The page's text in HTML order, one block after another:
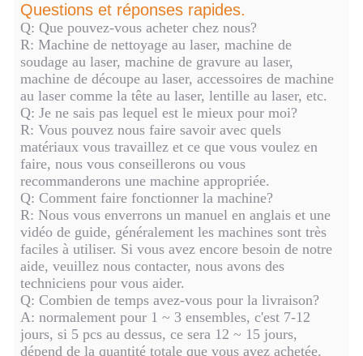
Questions et réponses rapides.
Q: Que pouvez-vous acheter chez nous?
R: Machine de nettoyage au laser, machine de
soudage au laser, machine de gravure au laser,
machine de découpe au laser, accessoires de machine
au laser comme la tête au laser, lentille au laser, etc.
Q: Je ne sais pas lequel est le mieux pour moi?
R: Vous pouvez nous faire savoir avec quels
matériaux vous travaillez et ce que vous voulez en
faire, nous vous conseillerons ou vous
recommanderons une machine appropriée.
Q: Comment faire fonctionner la machine?
R: Nous vous enverrons un manuel en anglais et une
vidéo de guide, généralement les machines sont très
faciles à utiliser. Si vous avez encore besoin de notre
aide, veuillez nous contacter, nous avons des
techniciens pour vous aider.
Q: Combien de temps avez-vous pour la livraison?
A: normalement pour 1 ~ 3 ensembles, c'est 7-12
jours, si 5 pcs au dessus, ce sera 12 ~ 15 jours,
dépend de la quantité totale que vous avez achetée.